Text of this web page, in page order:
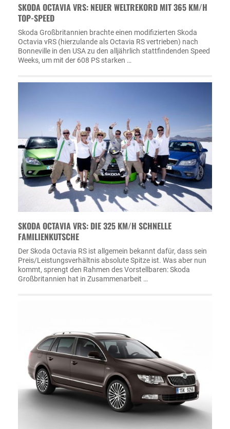
SKODA OCTAVIA VRS: NEUER WELTREKORD MIT 365 KM/H
TOP-SPEED
Skoda Großbritannien brachte einen modifizierten Skoda
Octavia vRS (hierzulande als Octavia RS vertrieben) nach
Bonneville in den USA zu den alljährlich stattfindenden Speed
Weeks, um mit der 608 PS starken …
SKODA OCTAVIA VRS: DIE 325 KM/H SCHNELLE
FAMILIENKUTSCHE
Der Skoda Octavia RS ist allgemein bekannt dafür, dass sein
Preis/Leistungsverhältnis absolute Spitze ist. Was aber nun
kommt, sprengt den Rahmen des Vorstellbaren: Skoda
Großbritannien hat in Zusammenarbeit …